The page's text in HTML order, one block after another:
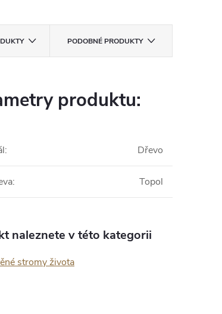
PODOBNÉ PRODUKTY
produktu:
: Dřevo
: Topol
naleznete v této kategorii
stromy života